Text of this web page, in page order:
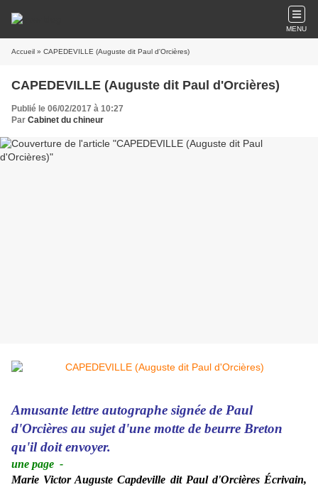
MENU
Accueil » CAPEDEVILLE (Auguste dit Paul d'Orcières)
CAPEDEVILLE (Auguste dit Paul d'Orcières)
Publié le 06/02/2017 à 10:27
Par Cabinet du chineur
Amusante lettre autographe signée de Paul
d'Orcières au sujet d'une motte de beurre Breton
qu'il doit envoyer.
une page -
Marie Victor Auguste Capdeville dit Paul d'Orcières Écrivain,